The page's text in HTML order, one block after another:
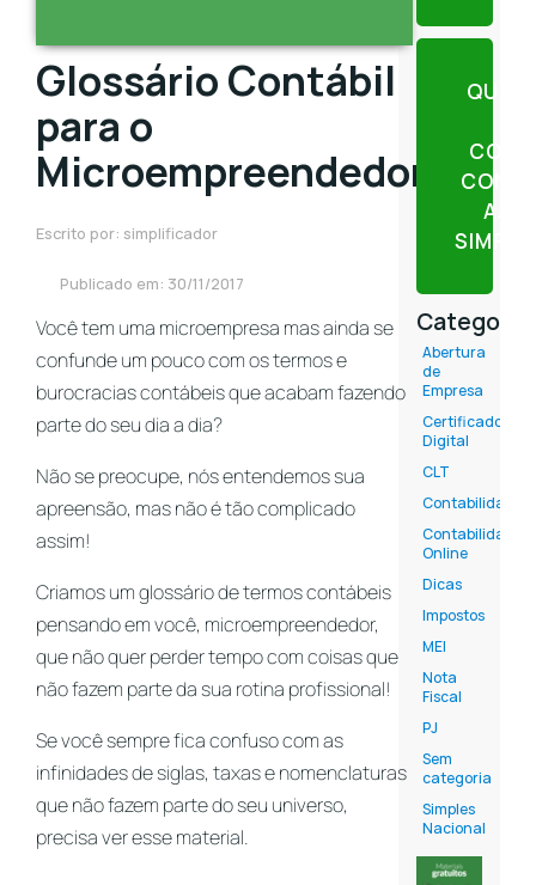
Glossário Contábil
para o
Microempreendedor
Escrito por: simplificador
Publicado em: 30/11/2017
Você tem uma microempresa mas ainda se
confunde um pouco com os termos e
burocracias contábeis que acabam fazendo
parte do seu dia a dia?
Não se preocupe, nós entendemos sua
apreensão, mas não é tão complicado
assim!
Criamos um glossário de termos contábeis
pensando em você, microempreendedor,
que não quer perder tempo com coisas que
não fazem parte da sua rotina profissional!
Se você sempre fica confuso com as
infinidades de siglas, taxas e nomenclaturas
que nãofazem parte do seu universo,
precisa ver esse material.
QUER
Abertura
de
Empresa
Certificado
Digital
CLT
Contabilidade
Contabilidade
Online
Dicas
Impostos
MEI
Nota
Fiscal
PJ
Sem
categoria
Simples
Nacional